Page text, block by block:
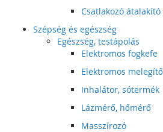
Csatlakozó átalakító
Szépség és egészség
Egészség, testápolás
Elektromos fogkefe
Elektromos melegítő
Inhalátor, sótermék
Lázmérő, hőmérő
Masszírozó